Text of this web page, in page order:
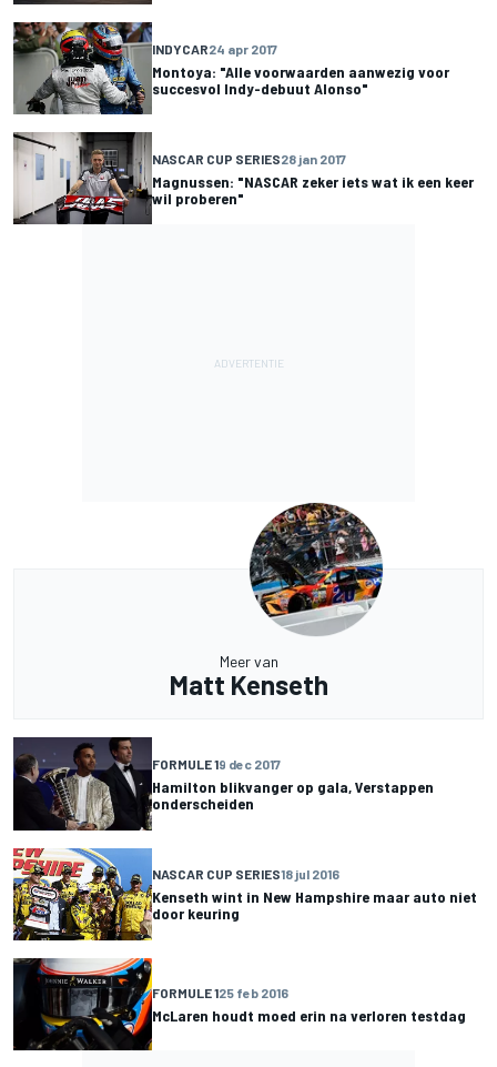
INDYCAR24 apr 2017
Montoya: "Alle voorwaarden aanwezig voor
succesvol Indy-debuut Alonso"
NASCAR CUP SERIES28 jan 2017
Magnussen: "NASCAR zeker iets wat ik een keer
wil proberen"
Meer van
Matt Kenseth
FORMULE 19 dec 2017
Hamilton blikvanger op gala, Verstappen
onderscheiden
NASCAR CUP SERIES18 jul 2016
Kenseth wint in New Hampshire maar auto niet
door keuring
FORMULE 125 feb 2016
McLaren houdt moed erin na verloren testdag